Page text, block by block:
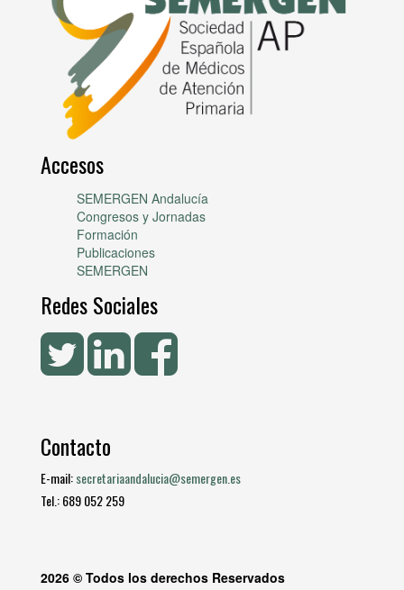
Accesos
SEMERGEN Andalucía
Congresos y Jornadas
Formación
Publicaciones
SEMERGEN
Redes Sociales
Contacto
E-mail:secretariaandalucia@semergen.es
Tel.: 689 052 259
2026 © Todos los derechos Reservados